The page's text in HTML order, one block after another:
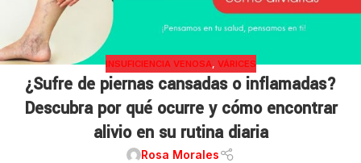
INSUFICIENCIA VENOSA VÁRICES
¿Sufre de piernas cansadas o inflamadas?
Descubra por qué ocurre y cómo encontrar
alivio en su rutina diaria
Rosa Morales